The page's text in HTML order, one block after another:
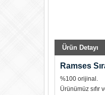
Ürün Detayı
Ramses
%100 orijinal.
Ürünümüz sıfır